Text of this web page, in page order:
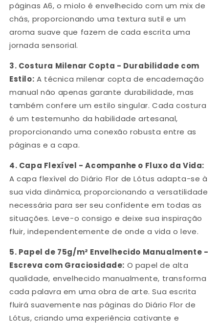
páginas A6, o miolo é envelhecido com um mix de
chás, proporcionando uma textura sutil e um
aroma suave que fazem de cada escrita uma
jornada sensorial.
3. Costura Milenar Copta - Durabilidade com
Estilo: A técnica milenar copta de encadernação
manual não apenas garante durabilidade, mas
também confere um estilo singular. Cada costura
é um testemunho da habilidade artesanal,
proporcionando uma conexão robusta entre as
páginas e a capa.
4. Capa Flexível - Acompanhe o Fluxo da Vida:
A capa flexível do Diário Flor de Lótus adapta-se à
sua vida dinâmica, proporcionando a versatilidade
necessária para ser seu confidente em todas as
situações. Leve-o consigo e deixe sua inspiração
fluir, independentemente de onde a vida o leve.
5. Papel de 75g/m² Envelhecido Manualmente -
Escreva com Graciosidade: O papel de alta
qualidade, envelhecido manualmente, transforma
cada palavra em uma obra de arte. Sua escrita
fluirá suavemente nas páginas do Diário Flor de
Lótus, criando uma experiência cativante e